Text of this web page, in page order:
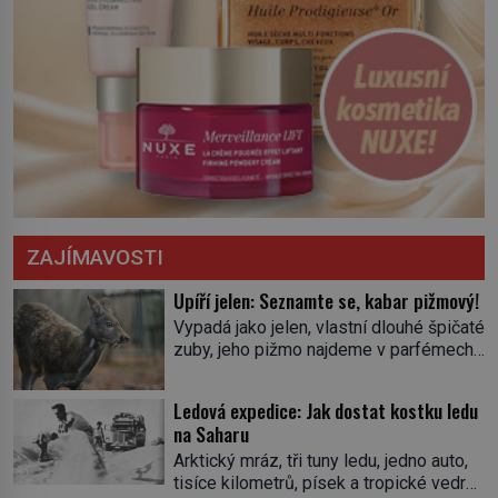
ZAJÍMAVOSTI
Upíří jelen: Seznamte se, kabar pižmový!
Vypadá jako jelen, vlastní dlouhé špičaté
zuby, jeho pižmo najdeme v parfémech
jediného zástupce zvířecí říše – kabara
pižmového. V Evropě ho jako první
popíše švédský botanik Carl Linné
(1707–1778), jenže v Asii o něm ví už
Ledová expedice: Jak dostat kostku ledu
na Saharu
Arktický mráz, tři tuny ledu, jedno auto,
tisíce kilometrů, písek a tropické vedro.